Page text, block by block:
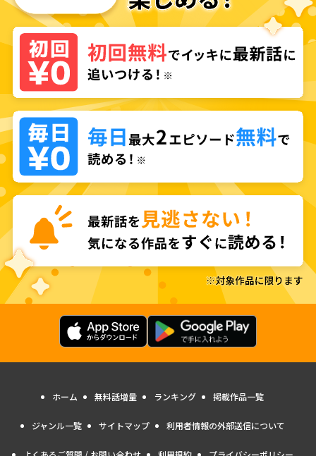
ホーム 無料話増量 ランキング 掲載作品一覧
ジャンル一覧 サイトマップ 利用者情報の外部送信について